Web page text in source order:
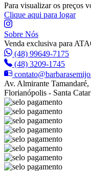
Para visualizar os preços
Clique aqui para logar
Sobre Nós
Venda exclusiva para
(48) 99649-7175
(48) 3209-1745
Av. Almirante
Florianópolis - Santa